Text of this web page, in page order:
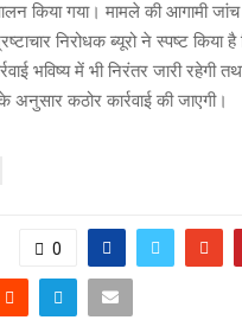
किया गया। मामले की आगामी जांच
निरोधक ब्यूरो ने स्पष्ट किया
भविष्य में भी निरंतर जारी रहेगी
अनुसार कठोर कार्रवाई की जाएगी।
0